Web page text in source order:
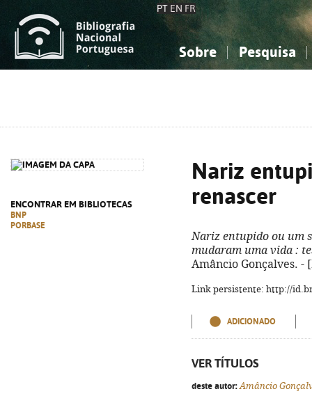
PT EN FR
Sobre Pesquisa
ENCONTRAR EM BIBLIOTECAS
BNP
PORBASE
Nariz
renascer
Nariz entupido ou um
mudaram uma vida :
Amâncio Gonçalves. -
Link persistente: http://
ADICIONADO
VER TÍTULOS
deste autor: Amâncio